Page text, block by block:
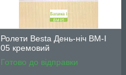
Ролети Besta День-ніч BМ-І
05 кремовий
Готово до відправки